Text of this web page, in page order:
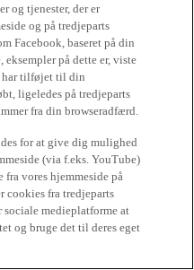
og tjenester, der er
og på tredjeparts
Facebook, baseret på din
eksempler på dette er, viste
har tilføjet til din
ligeledes på tredjeparts
fra din browseradfærd.
for at give dig mulighed
(via f.eks. YouTube)
vores hjemmeside på
cookies fra tredjeparts
medieplatforme at
og bruge det til deres eget